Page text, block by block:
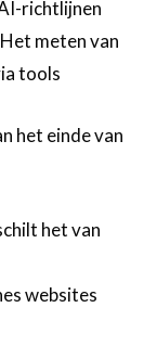
richtlijnen
meten van
tools
het einde van
het van
websites